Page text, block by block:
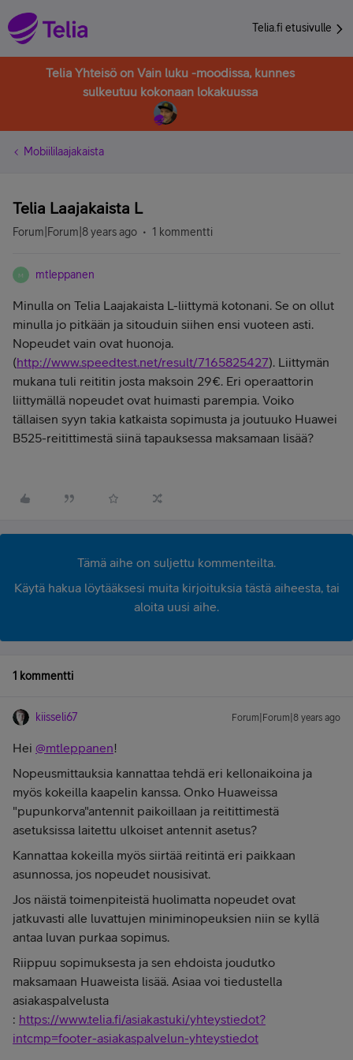
Telia.fi etusivulle
Telia Yhteisö on Vain luku -moodissa, kunnes
sulkeutuu kokonaan lokakuussa
Mobiililaajakaista
Telia Laajakaista L
Forum|Forum|8 years ago 1 kommentti
M mtleppanen
Minulla on Telia Laajakaista L-liittymä kotonani. Se on ollut
minulla jo pitkään ja sitouduin siihen ensi vuoteen asti.
Nopeudet vain ovat huonoja.
(http://www.speedtest.net/result/7165825427). Liittymän
mukana tuli reititin josta maksoin 29€. Eri operaattorin
liittymällä nopeudet ovat huimasti parempia. Voiko
tällaisen syyn takia katkaista sopimusta ja joutuuko Huawei
B525-reitittimestä siinä tapauksessa maksamaan lisää?
Tämä aihe on suljettu kommenteilta.
Käytä hakua löytääksesi muita kirjoituksia tästä aiheesta, tai
aloita uusi aihe.
1 kommentti
kiisseli67 Forum|Forum|8 years ago
Hei @mtleppanen!
Nopeusmittauksia kannattaa tehdä eri kellonaikoina ja
myös kokeilla kaapelin kanssa. Onko Huaweissa
"pupunkorva"antennit paikoillaan ja reitittimestä
asetuksissa laitettu ulkoiset antennit asetus?
Kannattaa kokeilla myös siirtää reitintä eri paikkaan
asunnossa, jos nopeudet nousisivat.
Jos näistä toimenpiteistä huolimatta nopeudet ovat
jatkuvasti alle luvattujen miniminopeuksien niin se kyllä
antaa luvan purkaa sopimus.
Riippuu sopimuksesta ja sen ehdoista joudutko
maksamaan Huaweista lisää. Asiaa voi tiedustella
asiakaspalvelusta
: https://www.telia.fi/asiakastuki/yhteystiedot?
intcmp=footer-asiakaspalvelun-yhteystiedot